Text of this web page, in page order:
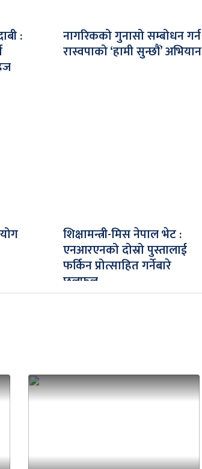
: नागरिकको गुनासो सम्बोधन गर्न
रास्वपाको ‘हामी सुन्छौं’ अभियान
शिक्षामन्त्री-मिस नेपाल भेट :
एनआरएनको दोस्रो पुस्तालाई
फर्किन प्रोत्साहित गर्नेबारे
छलफल